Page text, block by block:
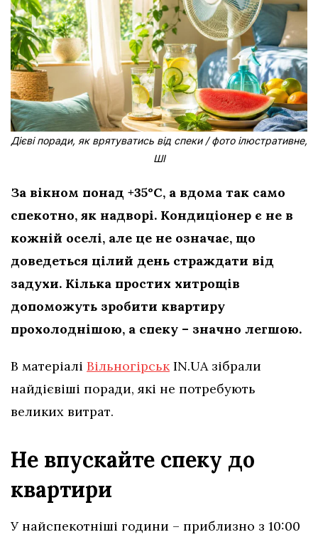
Дієві поради, як врятуватись від спеки / фото ілюстративне,
ШІ
За вікном понад +35°C, а вдома так само
спекотно, як надворі. Кондиціонер є не в
кожній оселі, але це не означає, що
доведеться цілий день страждати від
задухи. Кілька простих хитрощів
допоможуть зробити квартиру
прохолоднішою, а спеку – значно легшою.
В матеріалі ВільногірськIN.UA зібрали
найдієвіші поради, які не потребують
великих витрат.
Не впускайте спеку до
квартири
У найспекотніші години – приблизно з 10:00